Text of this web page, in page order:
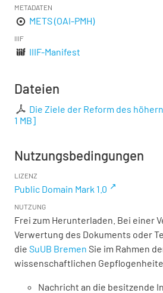
METADATEN
METS (OAI-PMH)
IIIF
IIIF-Manifest
Dateien
Die Ziele der Reform des
1 MB]
Nutzungsbedingungen
LIZENZ
Public Domain Mark 1.0
NUTZUNG
Frei zum Herunterladen. Bei einer
Verwertung des Dokuments oder
die SuUB Bremen Sie im Rahmen
wissenschaftlichen
Nachricht an die besitzende